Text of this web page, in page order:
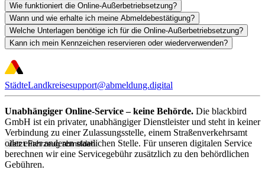
Wie funktioniert die Online-Außerbetriebsetzung?
Wann und wie erhalte ich meine Abmeldebestätigung?
Welche Unterlagen benötige ich für die Online-Außerbetriebsetzung?
Kann ich mein Kennzeichen reservieren oder wiederverwenden?
Jetzt Fahrzeug abmelden
StädteLandkreisesupport@abmeldung.digital
Unabhängiger Online-Service – keine Behörde. Die blackbird
GmbH ist ein privater, unabhängiger Dienstleister und steht in keiner
Verbindung zu einer Zulassungsstelle, einem Straßenverkehrsamt
oder einer anderen staatlichen Stelle. Für unseren digitalen Service
berechnen wir eine Servicegebühr zusätzlich zu den behördlichen
Gebühren.